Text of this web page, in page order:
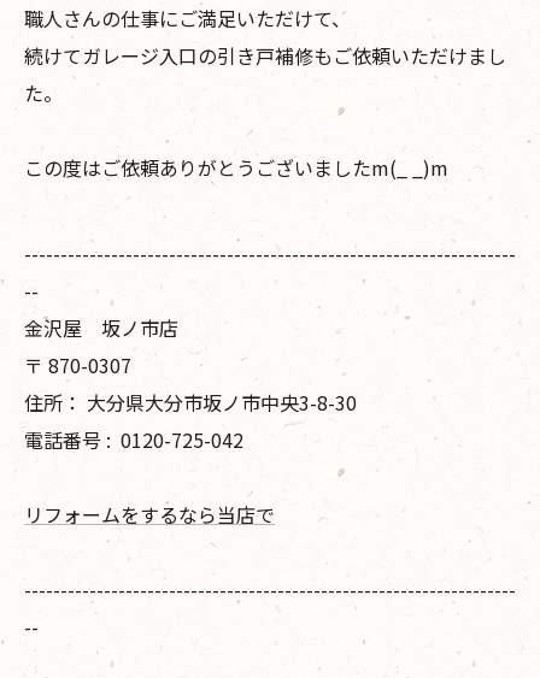
職人さんの仕事にご満足いただけて、
続けてガレージ入口の引き戸補修もご依頼いただけまし
た。
この度はご依頼ありがとうございましたm(_ _)m
--------------------------------------------------------------------
--
金沢屋 坂ノ市店
〒 870-0307
住所： 大分県大分市坂ノ市中央3-8-30
電話番号 : 0120-725-042
リフォームをするなら当店で
--------------------------------------------------------------------
--